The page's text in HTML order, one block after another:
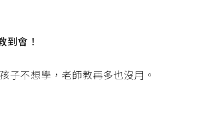
會！
不想學，老師教再多也沒用。